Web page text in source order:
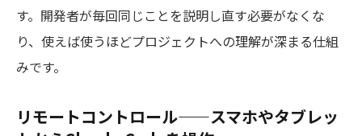
す。開発者が毎回同じことを説明し直す必要がなくな
り、使えば使うほどプロジェクトへの理解が深まる仕組
みです。
リモートコントロール——スマホやタブレッ